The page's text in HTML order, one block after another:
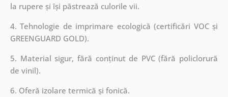
la rupere și își păstrează culorile vii.
4. Tehnologie de imprimare ecologică (certificări VOC și
GREENGUARD GOLD).
5. Material sigur, fără conținut de PVC (fără policlorură
de vinil).
6. Oferă izolare termică și fonică.